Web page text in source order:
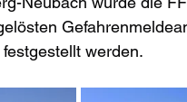
werden.